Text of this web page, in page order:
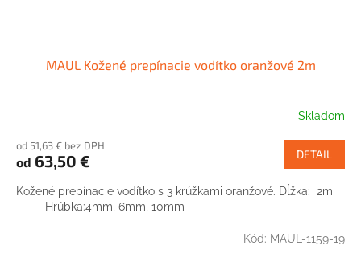
MAUL Kožené prepínacie vodítko oranžové 2m
Skladom
od 51,63 € bez DPH
od 63,50 € DETAIL
Kožené prepínacie vodítko s 3 krúžkami oranžové. Dĺžka: 2m
Hrúbka:4mm, 6mm, 10mm
Kód: MAUL-1159-19